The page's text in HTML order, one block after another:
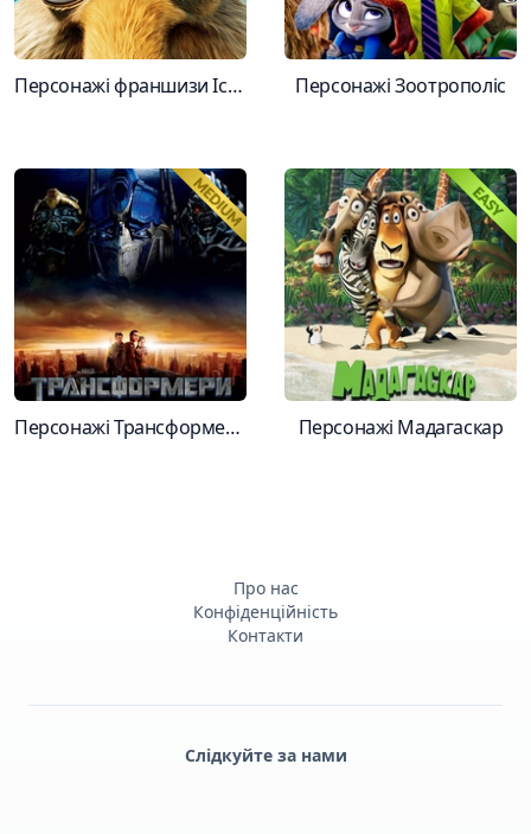
Персонажі франшизи Ice Age Персонажі Зоотрополіс
Персонажі Трансформери (фільми Майкла Бея) Персонажі Мадагаскар
Про нас
Конфіденційність
Контакти
Слідкуйте за нами